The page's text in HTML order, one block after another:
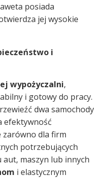
posiada
jej wysokie
i
wypożyczalni,
i gotowy do pracy.
dwa samochody
efektywność
dla firm
potrzebujących
maszyn lub innych
i elastycznym